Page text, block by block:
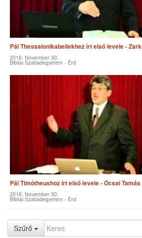
Pál Thessalonikabeliekhez írt első levele -
2016. November 30.
Bibliai Szabadegyetem - Érd
Pál Timótheushoz írt első levele - Ócsai
2016. November 30.
Bibliai Szabadegyetem - Érd
Szűrő